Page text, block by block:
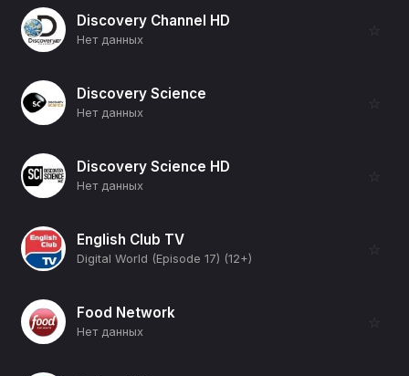
Discovery Channel HD
Нет данных
☆
Discovery Science
Нет данных
☆
Discovery Science HD
Нет данных
☆
English Club TV
Digital World (Episode 17) (12+)
☆
Food Network
Нет данных
☆